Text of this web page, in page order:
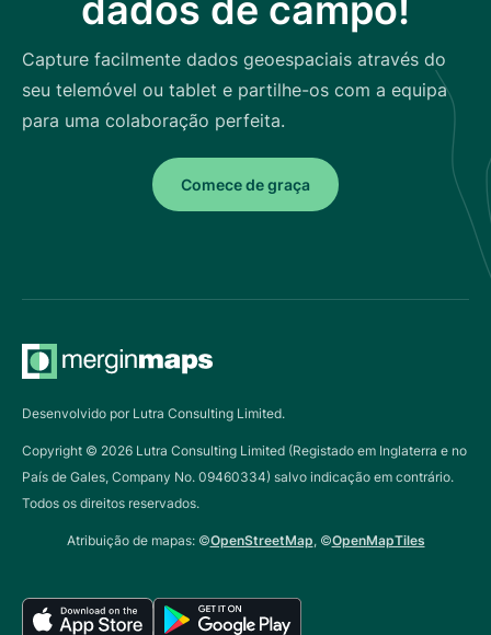
dados de campo!
Capture facilmente dados geoespaciais através do
seu telemóvel ou tablet e partilhe-os com a equipa
para uma colaboração perfeita.
Comece de graça
Desenvolvido por Lutra Consulting Limited.
Copyright © 2026 Lutra Consulting Limited (Registado em Inglaterra e no
País de Gales, Company No. 09460334) salvo indicação em contrário.
Todos os direitos reservados.
Atribuição de mapas: ©OpenStreetMap, ©OpenMapTiles